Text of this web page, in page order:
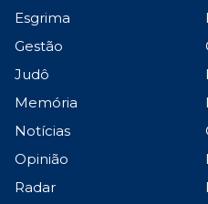
Esgrima
Gestão
Judô
Memória
Notícias
Opinião
Radar